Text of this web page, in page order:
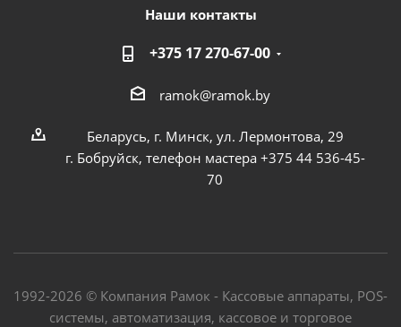
Наши контакты
+375 17 270-67-00
ramok@ramok.by
Беларусь, г. Минск, ул. Лермонтова, 29
г. Бобруйск, телефон мастера +375 44 536-45-
70
1992-2026 © Компания Рамок - Кассовые аппараты, POS-
системы, автоматизация, кассовое и торговое